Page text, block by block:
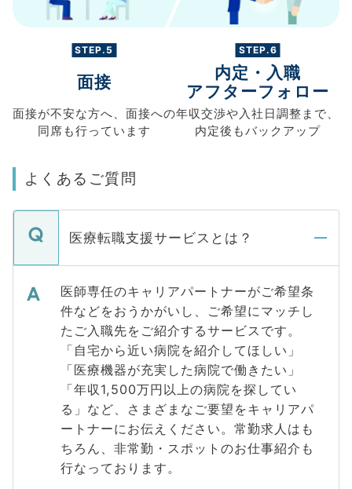
STEP.5
面接
面接が不安な方へ、 面接への
同席も行っています
STEP.6
内定・入職
アフターフォロー
年収交渉や入社日調整まで、
内定後もバックアップ
よくあるご質問
医療転職支援サービスとは？
医師専任のキャリアパートナーがご希望条
件などをおうかがいし、ご希望にマッチし
たご入職先をご紹介するサービスです。
「自宅から近い病院を紹介してほしい」
「医療機器が充実した病院で働きたい」
「年収1,500万円以上の病院を探してい
る」など、さまざまなご要望をキャリアパ
ートナーにお伝えください。常勤求人はも
ちろん、非常勤・スポットのお仕事紹介も
行なっております。